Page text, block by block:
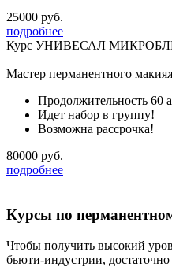
25000 руб.
подробнее
Курс УНИВЕСАЛ
Мастер перманентного
Продолжительность 60
Идет набор в группу!
Возможна рассрочка!
80000 руб.
подробнее
Курсы по
Чтобы получить высокий
бьюти-индустрии,